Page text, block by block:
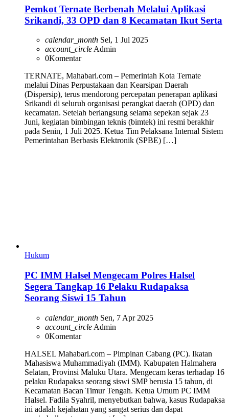
Pemkot Ternate Berbenah Melalui Aplikasi
Srikandi, 33 OPD dan 8 Kecamatan Ikut Serta
calendar_month Sel, 1 Jul 2025
account_circle Admin
0Komentar
TERNATE, Mahabari.com – Pemerintah Kota Ternate
melalui Dinas Perpustakaan dan Kearsipan Daerah
(Dispersip), terus mendorong percepatan penerapan aplikasi
Srikandi di seluruh organisasi perangkat daerah (OPD) dan
kecamatan. Setelah berlangsung selama sepekan sejak 23
Juni, kegiatan bimbingan teknis (bimtek) ini resmi berakhir
pada Senin, 1 Juli 2025. Ketua Tim Pelaksana Internal Sistem
Pemerintahan Berbasis Elektronik (SPBE) […]
Hukum
PC IMM Halsel Mengecam Polres Halsel
Segera Tangkap 16 Pelaku Rudapaksa
Seorang Siswi 15 Tahun
calendar_month Sen, 7 Apr 2025
account_circle Admin
0Komentar
HALSEL Mahabari.com – Pimpinan Cabang (PC). Ikatan
Mahasiswa Muhammadiyah (IMM). Kabupaten Halmahera
Selatan, Provinsi Maluku Utara. Mengecam keras terhadap 16
pelaku Rudapaksa seorang siswi SMP berusia 15 tahun, di
Kecamatan Bacan Timur Tengah. Ketua Umum PC IMM
Halsel. Fadila Syahril, menyebutkan bahwa, kasus Rudapaksa
ini adalah kejahatan yang sangat serius dan dapat